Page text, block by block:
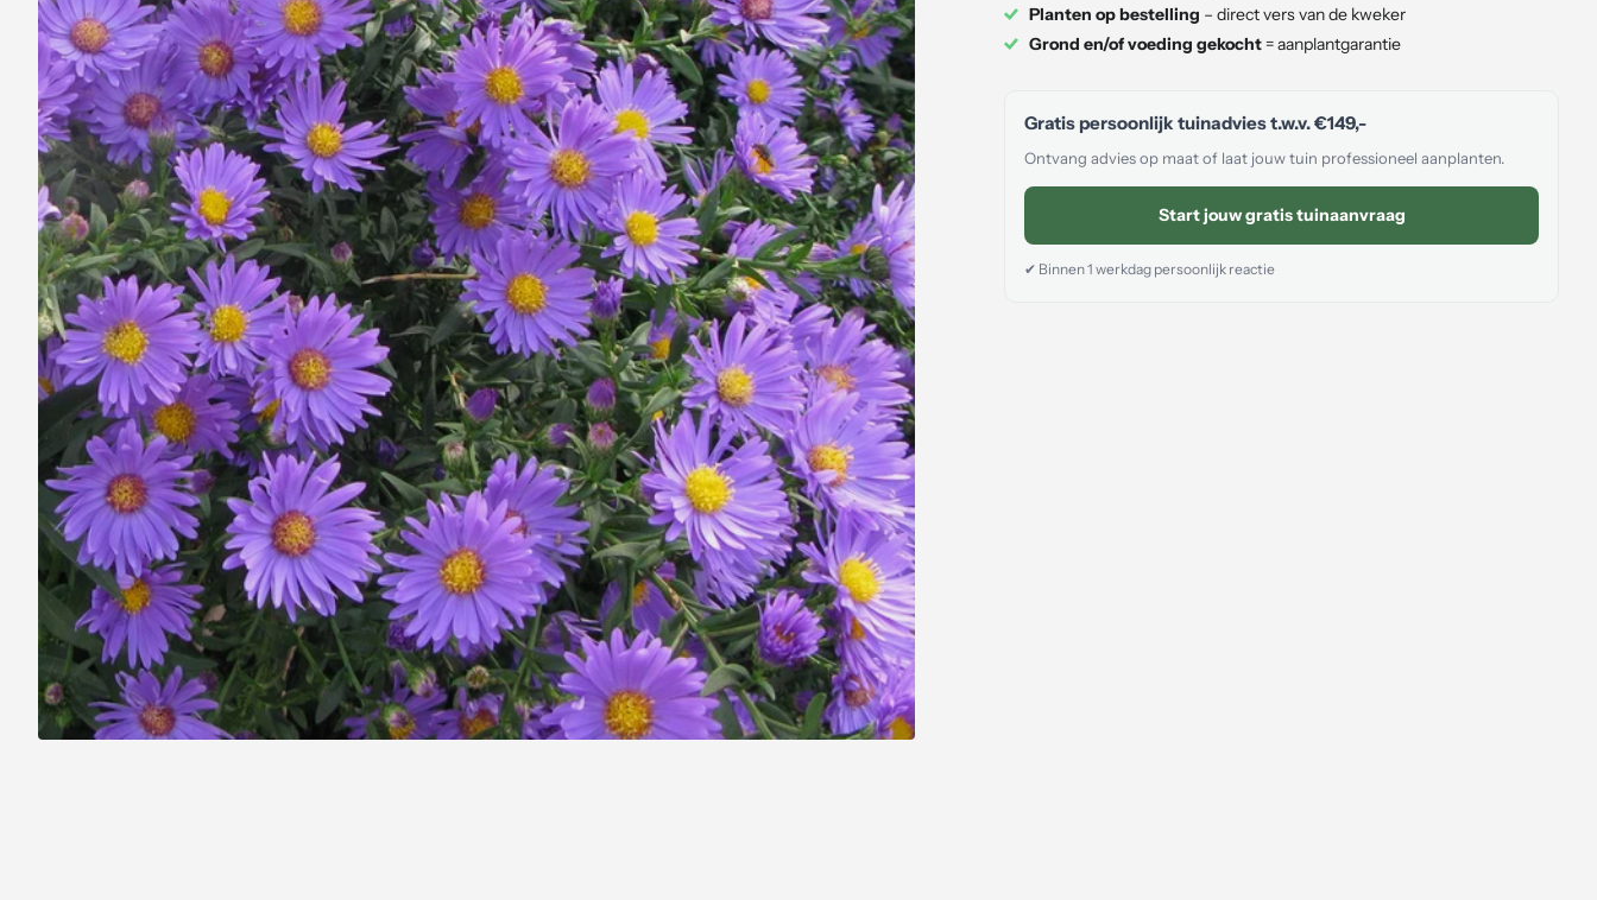
Planten op bestelling – direct vers van de kweker
Grond en/of voeding gekocht= aanplantgarantie
Gratis persoonlijk tuinadvies t.w.v.€149,-
Ontvang advies op maat of laat jouw tuin professioneel aanplanten.
Start jouw gratis tuinaanvraag
✔ Binnen 1 werkdag persoonlijk reactie